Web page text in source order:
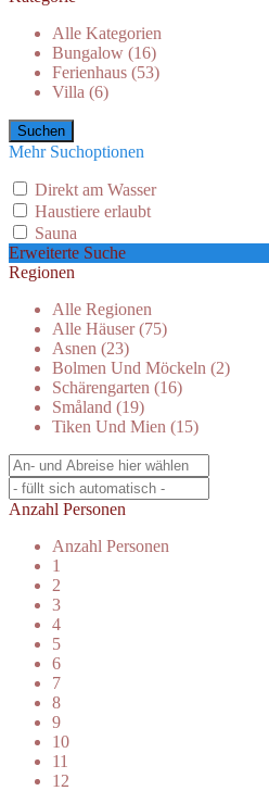
Alle Kategorien
Bungalow (16)
Ferienhaus (53)
Villa (6)
Mehr Suchoptionen
Direkt am Wasser
Haustiere erlaubt
Sauna
Erweiterte Suche
Regionen
Alle Regionen
Alle Häuser (75)
Asnen (23)
Bolmen Und Möckeln (2)
Schärengarten (16)
Småland (19)
Tiken Und Mien (15)
Anzahl Personen
Anzahl Personen
1
2
3
4
5
6
7
8
9
10
11
12